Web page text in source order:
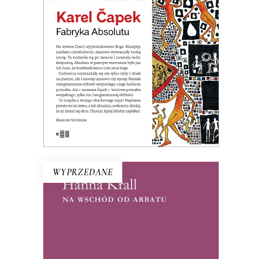
E-BOOK DO KOSZYKA
nieograniczona obfitość wszystkiego.
Ale okazało się, że ludziom potrzeba
wszystkiego, tylko nie nieograniczonej
obfitości.
39.00zł 19.50zł
WYPRZEDANE